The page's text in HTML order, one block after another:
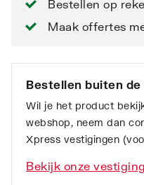
Bestellen op
Maak offertes
Bestellen buiten de
Wil je het product
webshop, neem dan
Xpress vestigingen
Bekijk onze